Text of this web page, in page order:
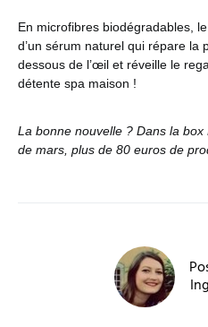
En microfibres biodégradables, le
d’un sérum naturel qui répare la
dessous de l’œil et réveille le
détente spa maison !
La bonne nouvelle ? Dans la
de mars, plus de 80 euros de